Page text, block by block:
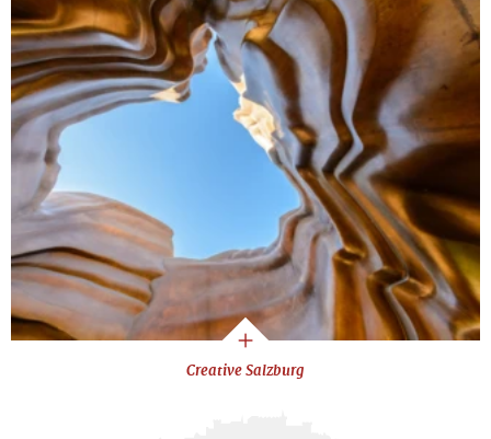
Creative Salzburg